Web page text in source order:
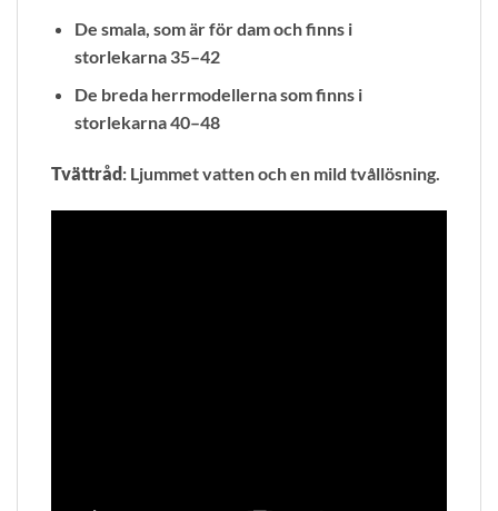
De smala, som är för dam och finns i
storlekarna 35–42
De breda herrmodellerna som finns i
storlekarna 40–48
Tvättråd : Ljummet vatten och en mild tvållösning.